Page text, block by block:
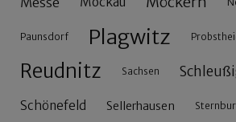
Paunsdorf Plagwitz
Reudnitz Sachsen
Schönefeld Sellerhausen